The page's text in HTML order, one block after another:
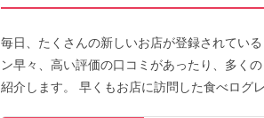
毎日、たくさんの新しいお店が登録されてい
ン早々、高い評価の口コミがあったり、多く
紹介します。 早くもお店に訪問した食べログ